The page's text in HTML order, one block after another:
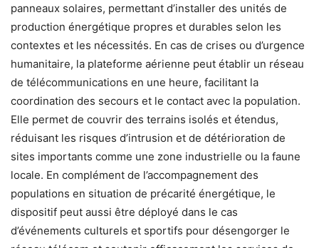
panneaux solaires, permettant d’installer des unités de
production énergétique propres et durables selon les
contextes et les nécessités. En cas de crises ou d’urgence
humanitaire, la plateforme aérienne peut établir un réseau
de télécommunications en une heure, facilitant la
coordination des secours et le contact avec la population.
Elle permet de couvrir des terrains isolés et étendus,
réduisant les risques d’intrusion et de détérioration de
sites importants comme une zone industrielle ou la faune
locale. En complément de l’accompagnement des
populations en situation de précarité énergétique, le
dispositif peut aussi être déployé dans le cas
d’événements culturels et sportifs pour désengorger le